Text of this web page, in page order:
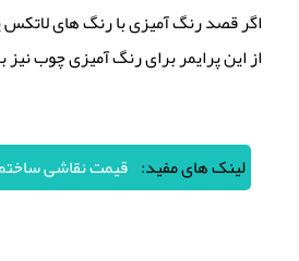
اگر قصد رنگ آمیزی با رنگ های لاتکس
از این پرایمر برای رنگ آمیزی چوب
لینک های مفید: قیمت نقاشی ساختمان